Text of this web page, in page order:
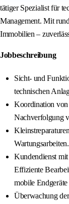
tätiger Spezialist für
Management. Mit
Immobilien –
Jobbeschreibung
Sicht- und
technischen
Koordination von
Nachverfolgung
Wartungsarbeiten.
Kundendienst
Effiziente
mobile Endgeräte
Überwachung